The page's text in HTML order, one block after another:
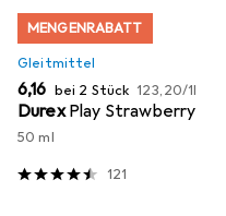
MENGENRABATT
Gleitmittel
EUR
6,16 bei 2 Stück EUR
123,20/1l
Durex Play Strawberry
50 ml
121